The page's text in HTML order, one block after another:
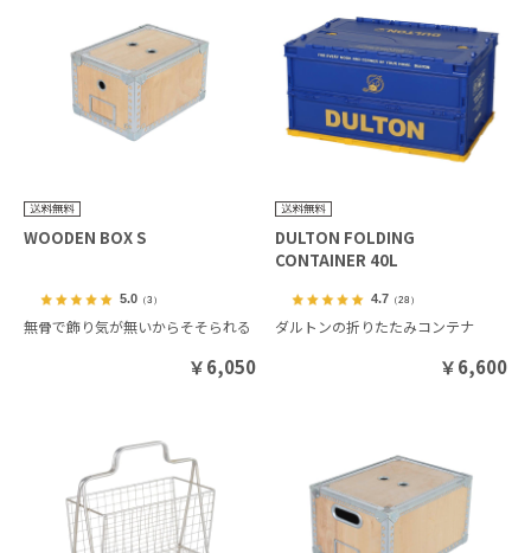
WOODEN BOX S
5.0（3）
無骨で飾り気が無いからそそられる
￥6,050
DULTON FOLDING
CONTAINER 40L
4.7 （28）
ダルトンの折りたたみコンテナ
￥6,600